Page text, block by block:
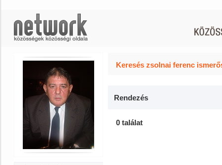
Keresés zsolnai ferenc
Rendezés
0 találat